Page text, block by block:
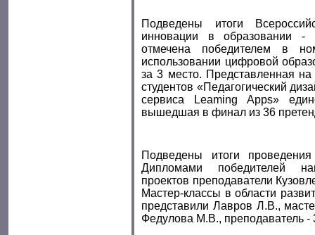
Подведены итоги
инновации в образовании -
отмечена победителем в
использовании цифровой
за 3 место. Представленная на
студентов «Педагогический
сервиса Leaming Apps»
вышедшая в финал из 36
Подведены итоги проведения
Дипломами победителей
проектов преподаватели
Мастер-классы в области
представили Лавров Л.В.,
Федулова М.В., преподаватель -